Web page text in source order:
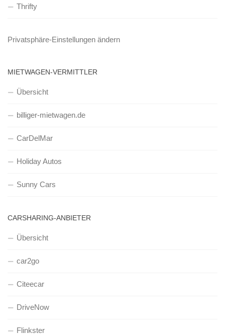
Thrifty
Privatsphäre-Einstellungen ändern
MIETWAGEN-VERMITTLER
Übersicht
billiger-mietwagen.de
CarDelMar
Holiday Autos
Sunny Cars
CARSHARING-ANBIETER
Übersicht
car2go
Citeecar
DriveNow
Flinkster